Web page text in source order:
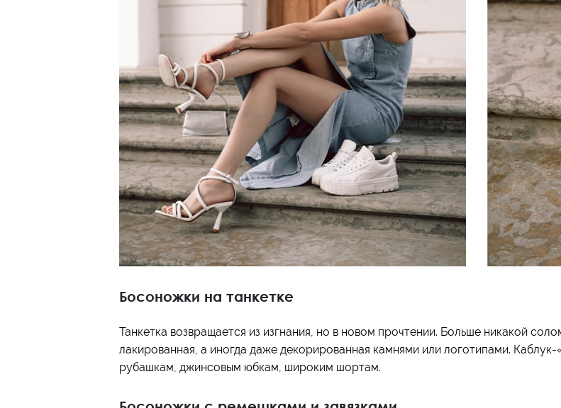
Босоножки на танкетке
Танкетка возвращается из изгнания, но в новом прочтении. Больше никакой
лакированная, а иногда даже декорированная камнями или логотипами.
рубашкам, джинсовым юбкам, широким шортам.